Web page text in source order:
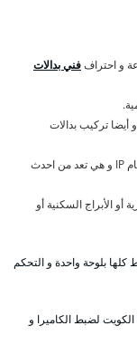
و احتراففني بدالات
أيضا تركيب بدالات
على تمديد بدالات تعمل بنظام IP و هي تعد من احدث
الأبراج السكنية أو
بلوحة واحدة و التحكم
لضبط الكاميرا و